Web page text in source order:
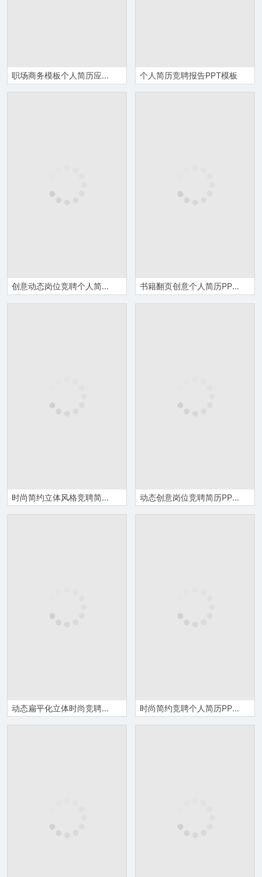
职场商务模板个人简历应聘通用PPT模板 个人简历竞聘报告PPT模板
创意动态岗位竞聘个人简历PPT模板 书籍翻页创意个人简历PPT模板
时尚简约立体风格竞聘简历PPT模板 动态创意岗位竞聘简历PPT模板
动态扁平化立体时尚竞聘简历PPT模板 时尚简约竞聘个人简历PPT模板